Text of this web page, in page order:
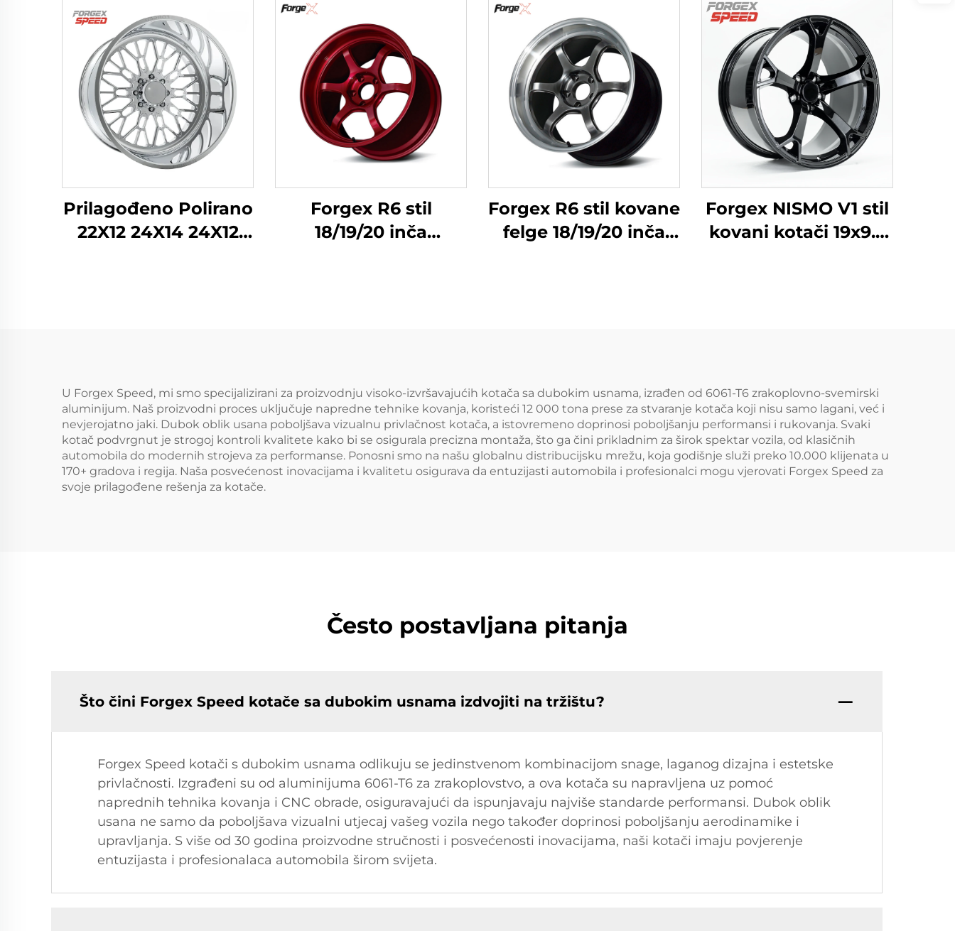
Prilagođeno Polirano
22X12 24X14 24X12
Forgex R6 stil
18/19/20 inča
Forgex R6 stil kovane
felge 18/19/20 inča
Forgex NISMO V1 stil
kovani kotači 19x9.5
U Forgex Speed, mi smo specijalizirani za proizvodnju visoko-izvršavajućih kotača sa dubokim usnama, izrađen od 6061-T6 zrakoplovno-svemirski
aluminijum. Naš proizvodni proces uključuje napredne tehnike kovanja, koristeći 12 000 tona prese za stvaranje kotača koji nisu samo lagani, već i
nevjerojatno jaki. Dubok oblik usana poboljšava vizualnu privlačnost kotača, a istovremeno doprinosi poboljšanju performansi i rukovanja. Svaki
kotač podvrgnut je strogoj kontroli kvalitete kako bi se osigurala precizna montaža, što ga čini prikladnim za širok spektar vozila, od klasičnih
automobila do modernih strojeva za performanse. Ponosni smo na našu globalnu distribucijsku mrežu, koja godišnje služi preko 10.000 klijenata u
170+ gradova i regija. Naša posvećenost inovacijama i kvalitetu osigurava da entuzijasti automobila i profesionalci mogu vjerovati Forgex Speed za
svoje prilagođene rešenja za kotače.
Često postavljana pitanja
Što čini Forgex Speed kotače sa dubokim usnama izdvojiti na tržištu?
Forgex Speed kotači s dubokim usnama odlikuju se jedinstvenom kombinacijom snage, laganog dizajna i estetske
privlačnosti. Izgrađeni su od aluminijuma 6061-T6 za zrakoplovstvo, a ova kotača su napravljena uz pomoć
naprednih tehnika kovanja i CNC obrade, osiguravajući da ispunjavaju najviše standarde performansi. Dubok oblik
usana ne samo da poboljšava vizualni utjecaj vašeg vozila nego također doprinosi poboljšanju aerodinamike i
upravljanja. S više od 30 godina proizvodne stručnosti i posvećenosti inovacijama, naši kotači imaju povjerenje
entuzijasta i profesionalaca automobila širom svijeta.